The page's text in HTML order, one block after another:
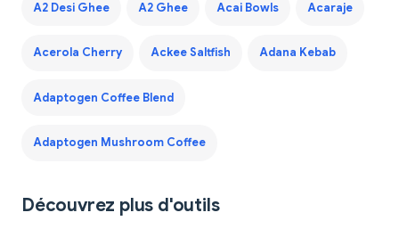
A2 Desi Ghee A2 Ghee Acai Bowls Acaraje
Acerola Cherry Ackee Saltfish Adana Kebab
Adaptogen Coffee Blend
Adaptogen Mushroom Coffee
Découvrez plus d'outils